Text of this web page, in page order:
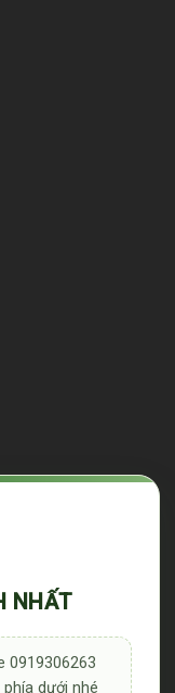
NHẤT
0919306263
dưới nhé